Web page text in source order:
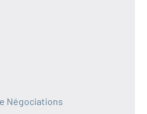
Négociations